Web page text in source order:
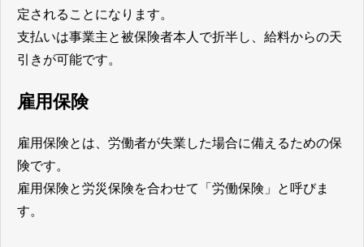
定されることになります。
支払いは事業主と被保険者本人で折半し、給料からの天
引きが可能です。
雇用保険
雇用保険とは、労働者が失業した場合に備えるための保
険です。
雇用保険と労災保険を合わせて「労働保険」と呼びま
す。